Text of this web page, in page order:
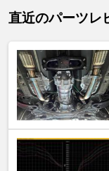
直近のパーツレ